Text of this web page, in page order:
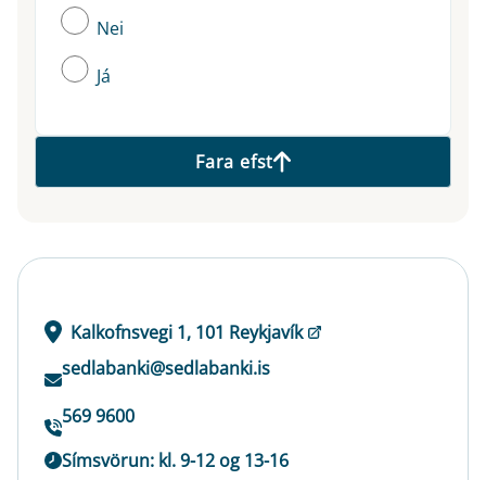
Nei
Já
Fara efst
Kalkofnsvegi 1, 101 Reykjavík
sedlabanki@sedlabanki.is
569 9600
Símsvörun: kl. 9-12 og 13-16